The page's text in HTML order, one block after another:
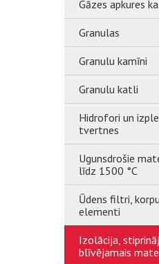
Gāzes apkures
Granulas
Granulu kamīni
Granulu katli
Hidrofori un
tvertnes
Ugunsdrošie
līdz 1500 °C
Ūdens filtri,
elementi
Izolācija,
blīvējamais